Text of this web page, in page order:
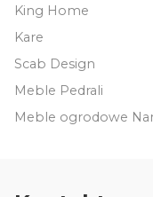
King Home
Kare
Scab Design
Meble Pedrali
Meble ogrodowe